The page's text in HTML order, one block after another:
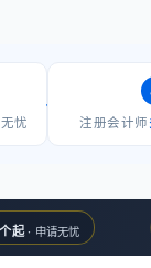
忧 注册会计师
起 · 申请无忧